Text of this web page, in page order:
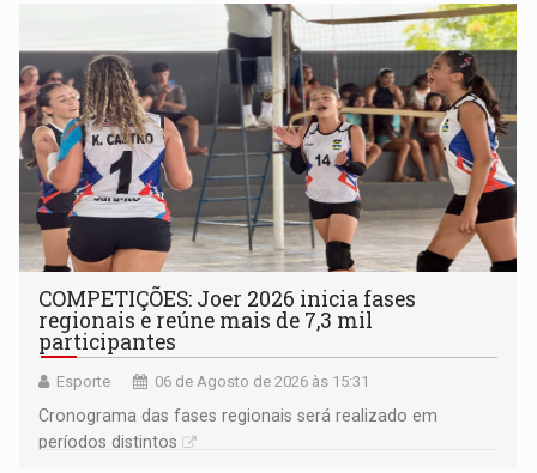
COMPETIÇÕES: Joer 2026 inicia fases
regionais e reúne mais de 7,3 mil
participantes
Esporte 06 de Agosto de 2026 às 15:31
Cronograma das fases regionais será realizado em
períodos distintos